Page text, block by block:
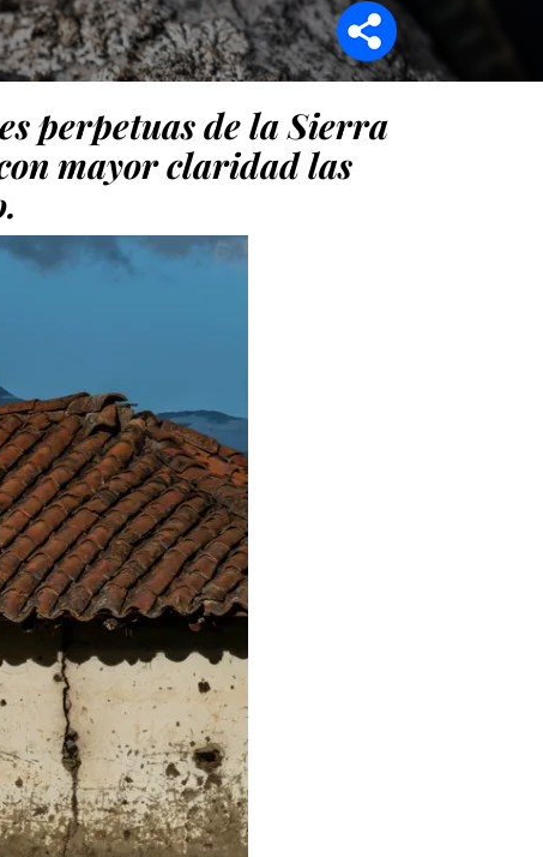
perpetuas de la Sierra
mayor claridad las